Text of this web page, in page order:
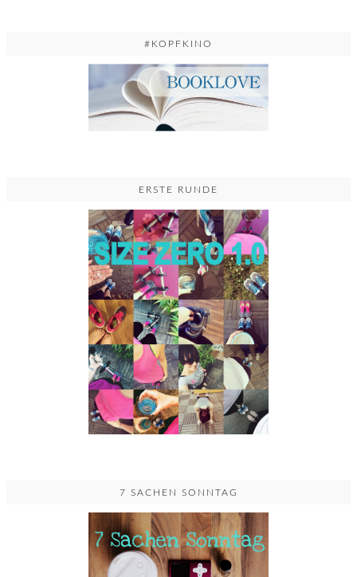
#KOPFKINO
ERSTE RUNDE
7 SACHEN SONNTAG